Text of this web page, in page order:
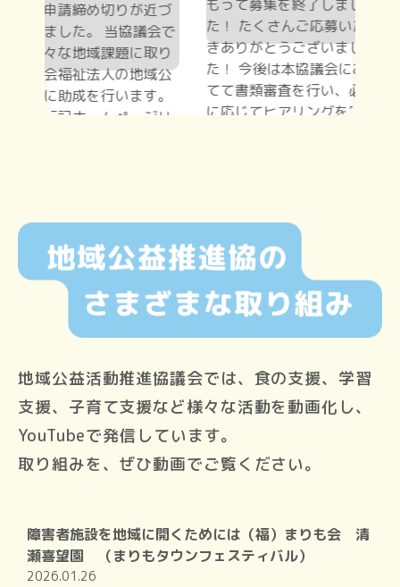
地域公益活動推進協議会では、食の支援、学習
支援、子育て支援など様々な活動を動画化し、
YouTubeで発信しています。
取り組みを、ぜひ動画でご覧ください。
障害者施設を地域に開くためには（福）まりも会 清
瀬喜望園 （まりもタウンフェスティバル）
2026.01.26